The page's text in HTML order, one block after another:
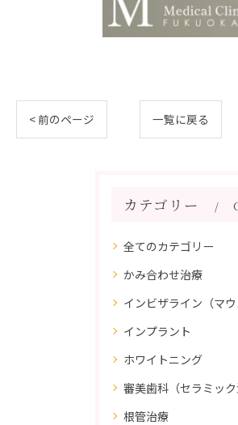
< 前のページ 一覧に戻る
カテゴリー
全てのカテゴリー
かみ合わせ治療
インビザライン（マウ
インプラント
ホワイトニング
審美歯科（セラミック治療、ラミネートべニ
根管治療